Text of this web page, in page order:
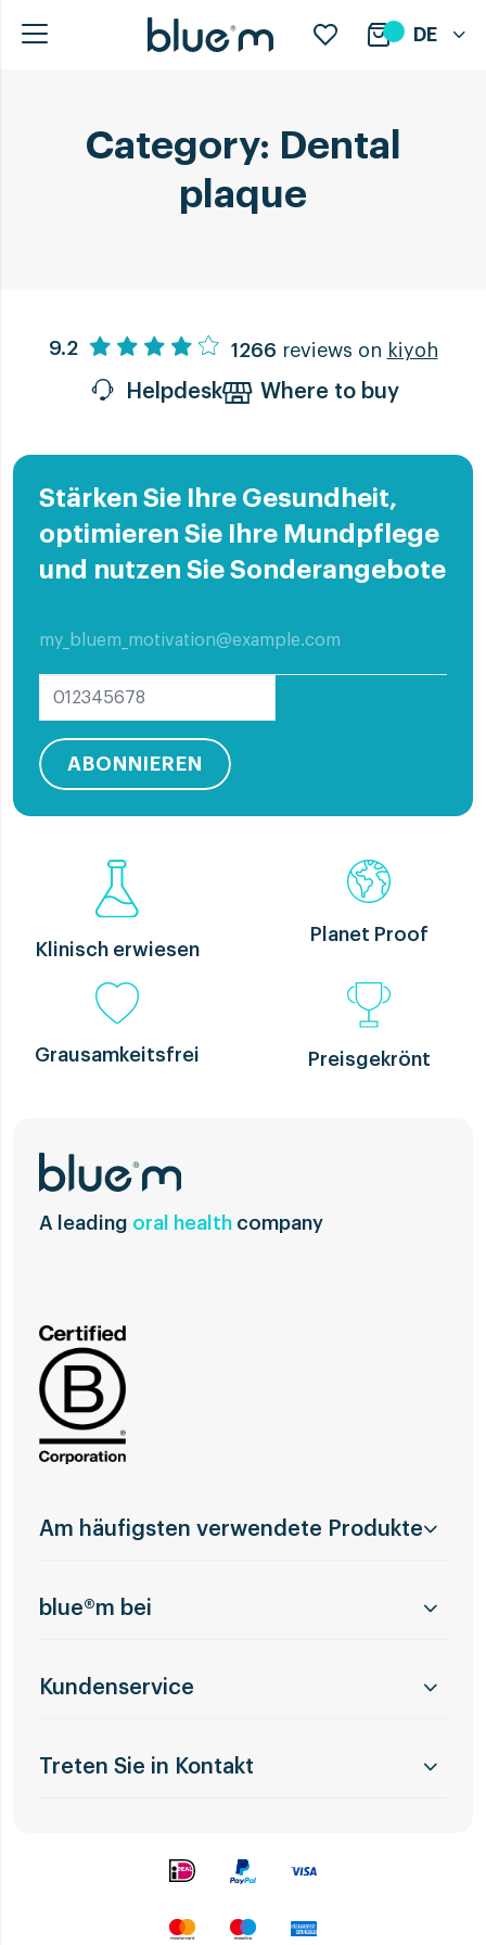
DE
Category: Dental
plaque
9.2 1266 reviews on kiyoh
Helpdesk Where to buy
Stärken Sie Ihre Gesundheit,
optimieren Sie Ihre Mundpflege
und nutzen Sie Sonderangebote
ABONNIEREN
Klinisch erwiesen
Planet Proof
Grausamkeitsfrei Preisgekrönt
A leading oral health company
Am häufigsten verwendete Produkte
blue®m bei
Kundenservice
Treten Sie in Kontakt